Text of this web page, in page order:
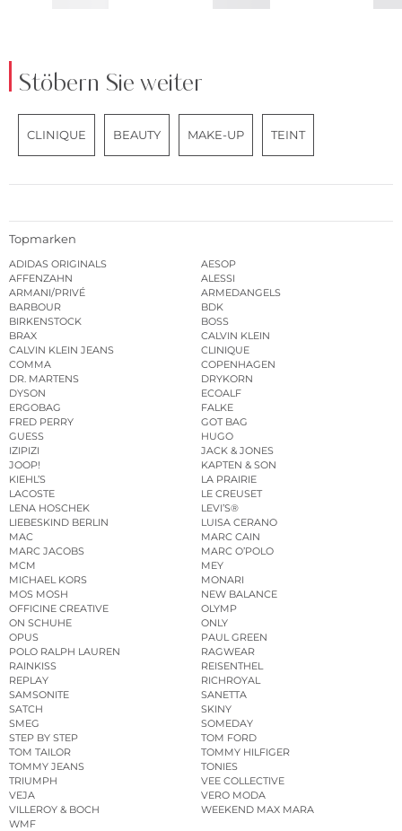
Stöbern Sie weiter
CLINIQUE BEAUTY MAKE-UP TEINT
Topmarken
ADIDAS ORIGINALS
AESOP
AFFENZAHN
ALESSI
ARMANI/PRIVÉ
ARMEDANGELS
BARBOUR
BDK
BIRKENSTOCK
BOSS
BRAX
CALVIN KLEIN
CALVIN KLEIN JEANS
CLINIQUE
COMMA
COPENHAGEN
DR. MARTENS
DRYKORN
DYSON
ECOALF
ERGOBAG
FALKE
FRED PERRY
GOT BAG
GUESS
HUGO
IZIPIZI
JACK & JONES
JOOP!
KAPTEN & SON
KIEHL’S
LA PRAIRIE
LACOSTE
LE CREUSET
LENA HOSCHEK
LEVI’S®
LIEBESKIND BERLIN
LUISA CERANO
MAC
MARC CAIN
MARC JACOBS
MARC O’POLO
MCM
MEY
MICHAEL KORS
MONARI
MOS MOSH
NEW BALANCE
OFFICINE CREATIVE
OLYMP
ON SCHUHE
ONLY
OPUS
PAUL GREEN
POLO RALPH LAUREN
RAGWEAR
RAINKISS
REISENTHEL
REPLAY
RICHROYAL
SAMSONITE
SANETTA
SATCH
SKINY
SMEG
SOMEDAY
STEP BY STEP
TOM FORD
TOM TAILOR
TOMMY HILFIGER
TOMMY JEANS
TONIES
TRIUMPH
VEE COLLECTIVE
VEJA
VERO MODA
VILLEROY & BOCH
WEEKEND MAX MARA
WMF